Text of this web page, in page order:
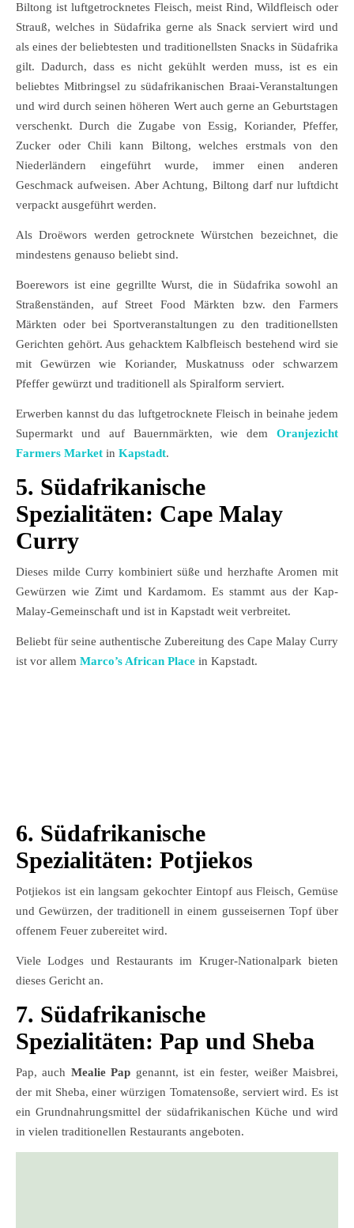
Biltong ist luftgetrocknetes Fleisch, meist Rind, Wildfleisch oder
Strauß, welches in Südafrika gerne als Snack serviert wird und
als eines der beliebtesten und traditionellsten Snacks in Südafrika
gilt. Dadurch, dass es nicht gekühlt werden muss, ist es ein
beliebtes Mitbringsel zu südafrikanischen Braai-Veranstaltungen
und wird durch seinen höheren Wert auch gerne an Geburtstagen
verschenkt. Durch die Zugabe von Essig, Koriander, Pfeffer,
Zucker oder Chili kann Biltong, welches erstmals von den
Niederländern eingeführt wurde, immer einen anderen
Geschmack aufweisen. Aber Achtung, Biltong darf nur luftdicht
verpackt ausgeführt werden.
Als Droëwors werden getrocknete Würstchen bezeichnet, die
mindestens genauso beliebt sind.
Boerewors ist eine gegrillte Wurst, die in Südafrika sowohl an
Straßenständen, auf Street Food Märkten bzw. den Farmers
Märkten oder bei Sportveranstaltungen zu den traditionellsten
Gerichten gehört. Aus gehacktem Kalbfleisch bestehend wird sie
mit Gewürzen wie Koriander, Muskatnuss oder schwarzem
Pfeffer gewürzt und traditionell als Spiralform serviert.
Erwerben kannst du das luftgetrocknete Fleisch in beinahe jedem
Supermarkt und auf Bauernmärkten, wie dem Oranjezicht
Farmers Market in Kapstadt.
5. Südafrikanische
Spezialitäten: Cape Malay
Curry
Dieses milde Curry kombiniert süße und herzhafte Aromen mit
Gewürzen wie Zimt und Kardamom. Es stammt aus der Kap-
Malay-Gemeinschaft und ist in Kapstadt weit verbreitet.
Beliebt für seine authentische Zubereitung des Cape Malay Curry
ist vor allem Marco’s African Place in Kapstadt.
6. Südafrikanische
Spezialitäten: Potjiekos
Potjiekos ist ein langsam gekochter Eintopf aus Fleisch, Gemüse
und Gewürzen, der traditionell in einem gusseisernen Topf über
offenem Feuer zubereitet wird.
Viele Lodges und Restaurants im Kruger-Nationalpark bieten
dieses Gericht an.
7. Südafrikanische
Spezialitäten: Pap und Sheba
Pap, auch Mealie Pap genannt, ist ein fester, weißer Maisbrei,
der mit Sheba, einer würzigen Tomatensoße, serviert wird. Es ist
ein Grundnahrungsmittel der südafrikanischen Küche und wird
in vielen traditionellen Restaurants angeboten.